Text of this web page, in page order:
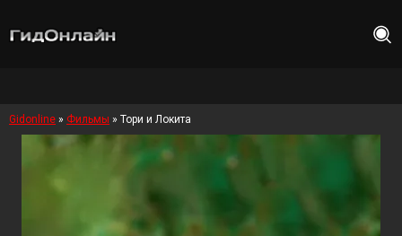
Gidonline » Фильмы » Тори и Локита